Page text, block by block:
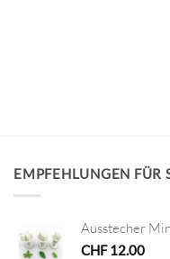
EMPFEHLUNGEN FÜR
Ausstecher
CHF12.00